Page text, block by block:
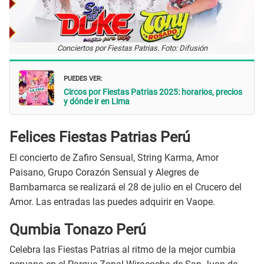
Conciertos por Fiestas Patrias. Foto: Difusión
PUEDES VER:
Circos por Fiestas Patrias 2025: horarios, precios
y dónde ir en Lima
Felices Fiestas Patrias Perú
El concierto de Zafiro Sensual, String Karma, Amor
Paisano, Grupo Corazón Sensual y Alegres de
Bambamarca se realizará el 28 de julio en el Crucero del
Amor. Las entradas las puedes adquirir en Vaope.
Qumbia Tonazo Perú
Celebra las Fiestas Patrias al ritmo de la mejor cumbia